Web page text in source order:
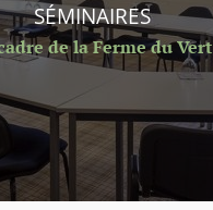
SÉMINAIRES
de la Ferme du Vert